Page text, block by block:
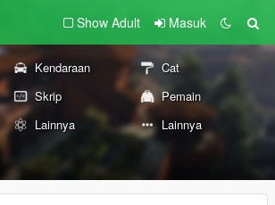
Show Adult Masuk
Kendaraan
Cat
Skrip
Pemain
Lainnya Lainnya